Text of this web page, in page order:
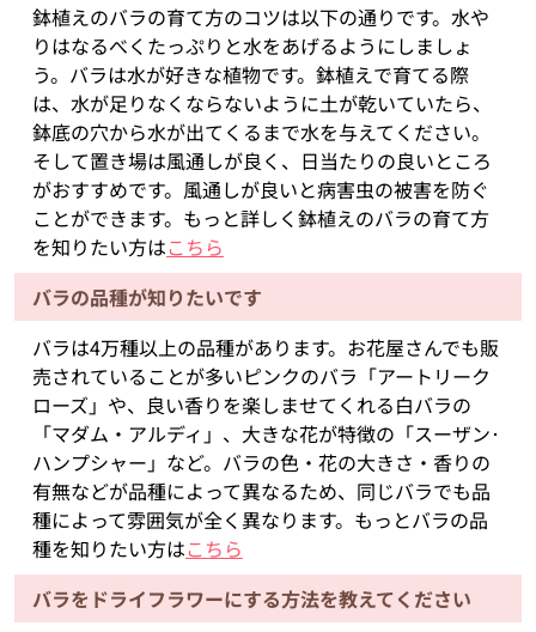
鉢植えのバラの育て方のコツは以下の通りです。水や
りはなるべくたっぷりと水をあげるようにしましょ
う。バラは水が好きな植物です。鉢植えで育てる際
は、水が足りなくならないように土が乾いていたら、
鉢底の穴から水が出てくるまで水を与えてください。
そして置き場は風通しが良く、日当たりの良いところ
がおすすめです。風通しが良いと病害虫の被害を防ぐ
ことができます。もっと詳しく鉢植えのバラの育て方
を知りたい方はこちら
バラの品種が知りたいです
バラは4万種以上の品種があります。お花屋さんでも販
売されていることが多いピンクのバラ「アートリーク
ローズ」や、良い香りを楽しませてくれる白バラの
「マダム・アルディ」、大きな花が特徴の「スーザン･
ハンプシャー」など。バラの色・花の大きさ・香りの
有無などが品種によって異なるため、同じバラでも品
種によって雰囲気が全く異なります。もっとバラの品
種を知りたい方はこちら
バラをドライフラワーにする方法を教えてください